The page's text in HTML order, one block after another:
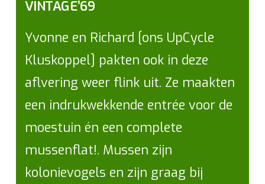
VINTAGE’69
Yvonne en Richard [ons UpCycle
Kluskoppel] pakten ook in deze
aflvering weer flink uit. Ze maakten
een indrukwekkende entrée voor de
moestuin én een complete
mussenflat!. Mussen zijn
kolonievogels en zijn graag bij